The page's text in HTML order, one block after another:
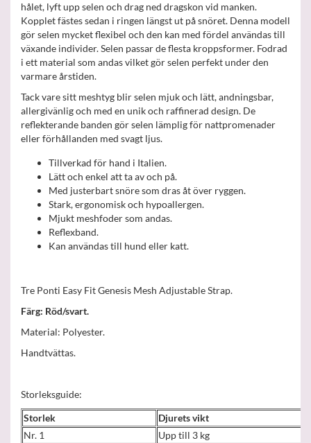
hålet, lyft upp selen och drag ned dragskon vid manken.
Kopplet fästes sedan i ringen längst ut på snöret. Denna modell
gör selen mycket flexibel och den kan med fördel användas till
växande individer. Selen passar de flesta kroppsformer. Fodrad
i ett material som andas vilket gör selen perfekt under den
varmare årstiden.
Tack vare sitt meshtyg blir selen mjuk och lätt, andningsbar,
allergivänlig och med en unik och raffinerad design. De
reflekterande banden gör selen lämplig för nattpromenader
eller förhållanden med svagt ljus.
Tillverkad för hand i Italien.
Lätt och enkel att ta av och på.
Med justerbart snöre som dras åt över ryggen.
Stark, ergonomisk och hypoallergen.
Mjukt meshfoder som andas.
Reflexband.
Kan användas till hund eller katt.
Tre Ponti Easy Fit Genesis Mesh Adjustable Strap.
Färg: Röd/svart.
Material: Polyester.
Handtvättas.
Storleksguide:
Storlek
Djurets vikt
Nr. 1
Upp till 3 kg